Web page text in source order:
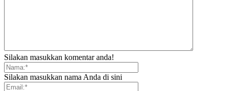
Silakan masukkan komentar anda!
Silakan masukkan nama Anda di sini